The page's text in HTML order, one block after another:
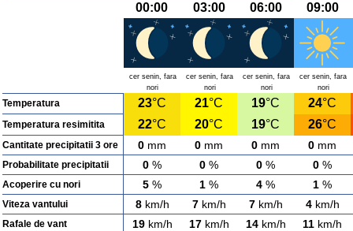
00:00 03:00 06:00 09:00
cer senin, fara
nori
cer senin, fara
nori
cer senin, fara
nori
cer senin, fara
nori
Temperatura 23°C 21°C 19°C 24°C
Temperatura resimitita 22°C 20°C 19°C 26°C
Cantitate precipitatii 3 ore 0 mm 0 mm 0 mm 0 mm
Probabilitate precipitatii 0 % 0 % 0 % 0 %
Acoperire cu nori 5 % 1 % 4 % 1 %
Viteza vantului 8km/h 7km/h 7km/h 4km/h
Rafale de vant 19km/h 17km/h 14km/h 11 km/h